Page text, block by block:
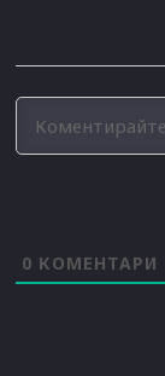
0 КОМЕНТАРИ